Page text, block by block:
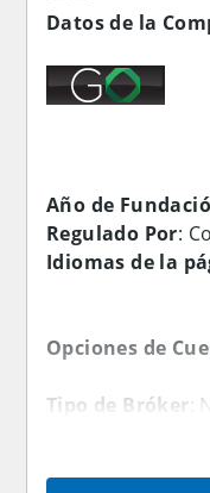
Datos de la
Año de
Regulado Por:
Idiomas de la
Opciones de
Tipo de Bróker: